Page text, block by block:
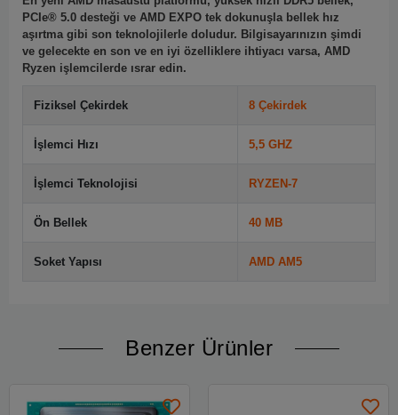
PCIe® 5.0 desteği ve AMD EXPO tek dokunuşla bellek hız
aşırtma gibi son teknolojilerle doludur. Bilgisayarınızın şimdi
ve gelecekte en son ve en iyi özelliklere ihtiyacı varsa, AMD
Ryzen işlemcilerde ısrar edin.
Fiziksel Çekirdek 8 Çekirdek
İşlemci Hızı 5,5 GHZ
İşlemci Teknolojisi RYZEN-7
Ön Bellek 40 MB
Soket Yapısı AMD AM5
Benzer Ürünler